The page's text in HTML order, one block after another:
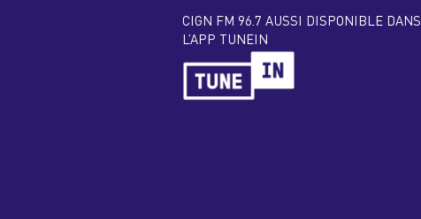
CIGN FM 96.7 AUSSI DISPONIBLE DANS
L’APP TUNEIN